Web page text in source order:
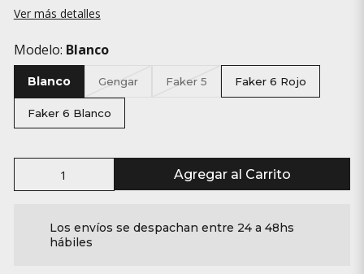
Ver más detalles
Modelo: Blanco
Blanco Gengar Faker 5 Faker 6 Rojo
Faker 6 Blanco
Agregar al Carrito
Los envíos se despachan entre 24 a 48hs
hábiles